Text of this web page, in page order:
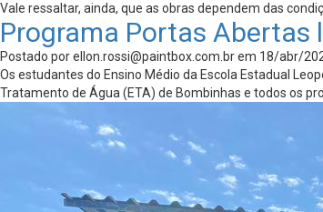
Vale ressaltar, ainda, que as obras dependem das
Programa Portas Abertas
Postado porellon.rossi@paintbox.com.brem 18/abr/
Os estudantes do Ensino Médio da Escola Estadual
Tratamento de Água (ETA) de Bombinhas e todos os